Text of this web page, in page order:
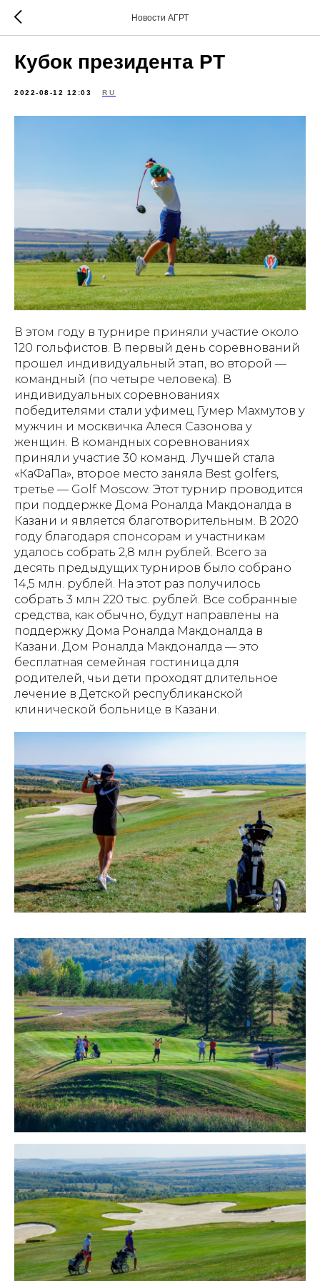
Новости АГРТ
Кубок президента РТ
2022-08-12 12:03 RU
В этом году в турнире приняли участие около
120 гольфистов. В первый день соревнований
прошел индивидуальный этап, во второй —
командный (по четыре человека). В
индивидуальных соревнованиях
победителями стали уфимец Гумер Махмутов у
мужчин и москвичка Алеся Сазонова у
женщин. В командных соревнованиях
приняли участие 30 команд. Лучшей стала
«КаФаПа», второе место заняла Best golfers,
третье — Golf Moscow. Этот турнир проводится
при поддержке Дома Роналда Макдоналда в
Казани и является благотворительным. В 2020
году благодаря спонсорам и участникам
удалось собрать 2,8 млн рублей. Всего за
десять предыдущих турниров было собрано
14,5 млн. рублей. На этот раз получилось
собрать 3 млн 220 тыс. рублей. Все собранные
средства, как обычно, будут направлены на
поддержку Дома Роналда Макдоналда в
Казани. Дом Роналда Макдоналда — это
бесплатная семейная гостиница для
родителей, чьи дети проходят длительное
лечение в Детской республиканской
клинической больнице в Казани.